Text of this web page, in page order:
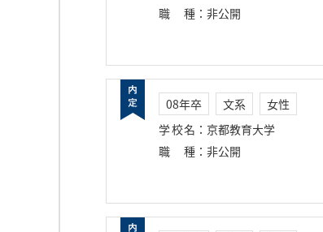
職種 ： 非公開
08年卒 文系
女性
学校名 ： 京都教育大学
職種 ： 非公開